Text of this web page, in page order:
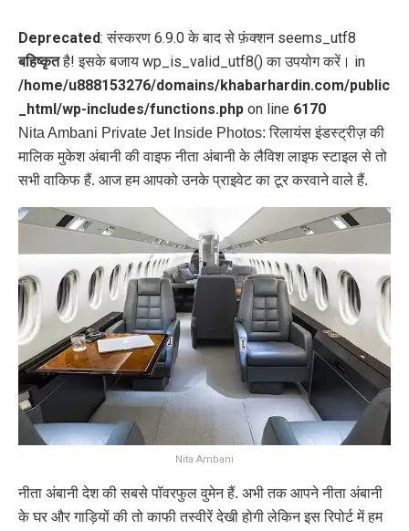
Deprecated: संस्करण 6.9.0 के बाद से फ़ंक्शन seems_utf8
बहिष्कृतहै! इसके बजाय wp_is_valid_utf8() का उपयोग करें। in
/home/u888153276/domains/khabarhardin.com/public
_html/wp-includes/functions.php on line 6170
Nita Ambani Private Jet Inside Photos: रिलायंस इंडस्ट्रीज़ की
मालिक मुकेश अंबानी की वाइफ नीता अंबानी के लैविश लाइफ स्टाइल से तो
सभी वाकिफ हैं. आज हम आपको उनके प्राइवेट का टूर करवाने वाले हैं.
Nita Ambani
नीता अंबानी देश की सबसे पॉवरफुल वुमेन हैं. अभी तक आपने नीता अंबानी
के घर और गाड़ियों की तो काफी तस्वीरें देखी होगी लेकिन इस रिपोर्ट में हम